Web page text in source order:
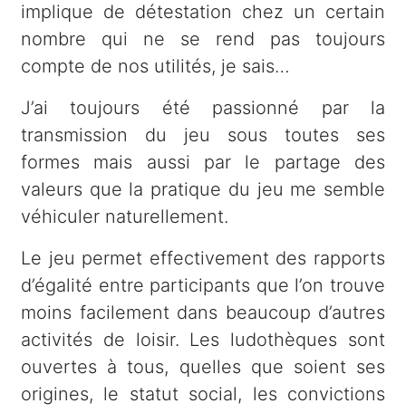
implique de détestation chez un certain
nombre qui ne se rend pas toujours
compte de nos utilités, je sais…
J’ai toujours été passionné par la
transmission du jeu sous toutes ses
formes mais aussi par le partage des
valeurs que la pratique du jeu me semble
véhiculer naturellement.
Le jeu permet effectivement des rapports
d’égalité entre participants que l’on trouve
moins facilement dans beaucoup d’autres
activités de loisir. Les ludothèques sont
ouvertes à tous, quelles que soient ses
origines, le statut social, les convictions